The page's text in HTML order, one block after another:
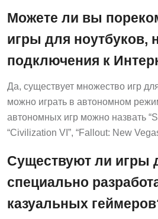
Можете ли вы
игры для ноутбуков,
подключения к
Да, существует множество игр
можно играть в автономном
автономных игр можно назвать
“Civilization VI”, “Fallout: New
Существуют ли игры
специально
казуальных